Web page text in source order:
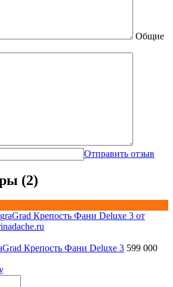
Общие
Отправить отзыв
(2)
Крепость Фани Deluxe 3 599 000